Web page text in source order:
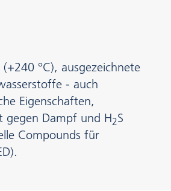
°C), ausgezeichnete
- auch
Eigenschaften,
gegen Dampf und H2S
Compounds für